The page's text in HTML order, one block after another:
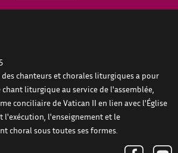
chanteurs et chorales liturgiques a pour
liturgique au service de l'assemblée,
conciliaire de Vatican II en lien avec l'Église
l'exécution, l'enseignement et le
choral sous toutes ses formes.